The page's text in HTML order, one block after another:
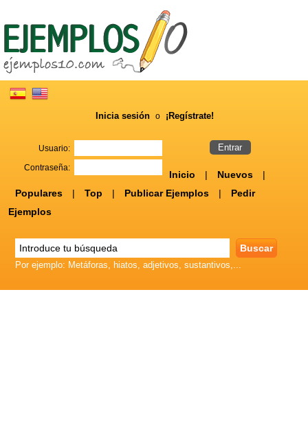
Inicia sesión o ¡Regístrate!
Usuario:
Contraseña:
Inicio | Nuevos
|
Populares
| Top | Publicar Ejemplos |
Pedir
Ejemplos
Por ejemplo: Metáforas, hiatos, adjetivos, sustantivos,...